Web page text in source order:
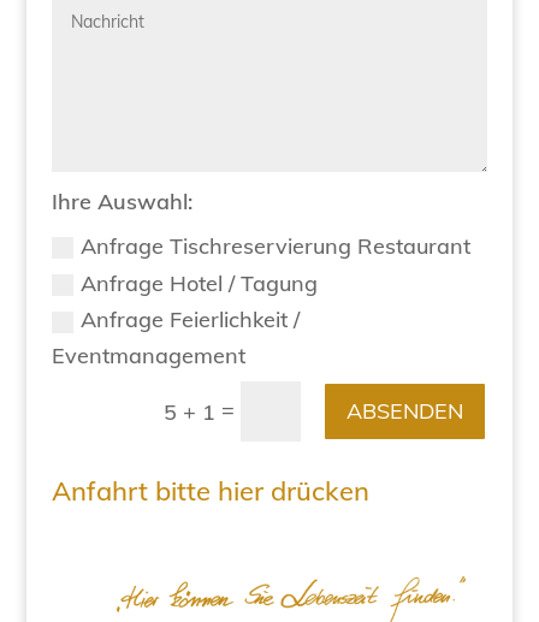
Ihre Auswahl:
Anfrage Tischreservierung Restaurant
Anfrage Hotel / Tagung
Anfrage Feierlichkeit /
Eventmanagement
5 + 1 = ABSENDEN
Anfahrt bitte hier drücken